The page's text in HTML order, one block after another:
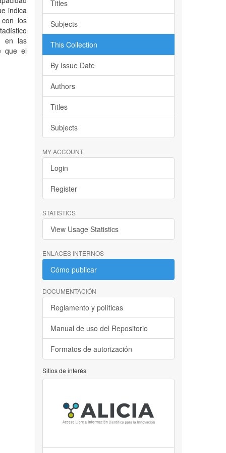
indica
los
en las
que el
Titles
Subjects
This Collection
By Issue Date
Authors
Titles
Subjects
MY ACCOUNT
Login
Register
STATISTICS
View Usage Statistics
ENLACES INTERNOS
Cómo publicar
DOCUMENTACIÓN
Reglamento y políticas
Manual de uso del Repositorio
Formatos de autorización
Sitios de interés